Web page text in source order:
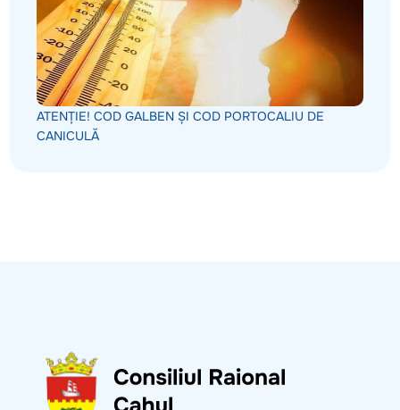
ATENȚIE! COD GALBEN ȘI COD PORTOCALIU DE
CANICULĂ